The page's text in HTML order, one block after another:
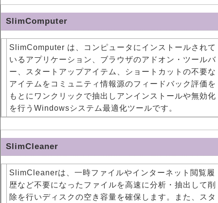
SlimComputer
SlimComputer は、コンピュータにインストールされて
いるアプリケーション、ブラウザのアドオン・ツールバ
ー、スタートアップアイテム、ショートカットの不要な
アイテムをコミュニティ情報源のフィードバック評価を
もとにワンクリックで抽出しアンインストールや無効化
を行うWindowsシステム最適化ツールです。
SlimCleaner
SlimCleanerは、一時ファイルやインターネット閲覧履
歴など不要になったファイルを高速に分析・抽出して削
除を行いディスクの空き容量を確保します。また、スタ